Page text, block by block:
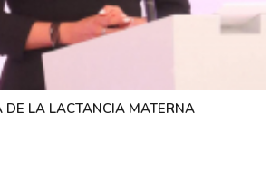
DE LA LACTANCIA MATERNA